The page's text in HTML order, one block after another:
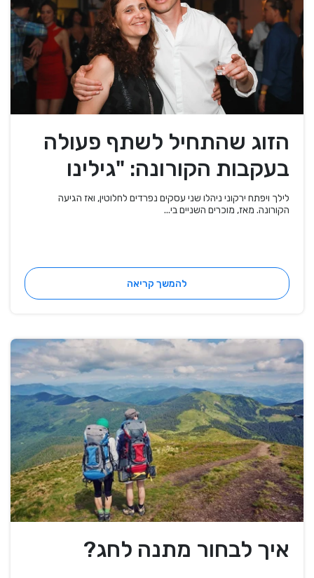
הזוג שהתחיל לשתף פעולה
בעקבות הקורונה: "גילינו
שהמוצרים שלנו משלימים"
לילך ויפתח ירקוני ניהלו שני עסקים נפרדים לחלוטין, ואז הגיעה
הקורונה. מאז, מוכרים השניים בי...
להמשך קריאה
איך לבחור מתנה לחג?